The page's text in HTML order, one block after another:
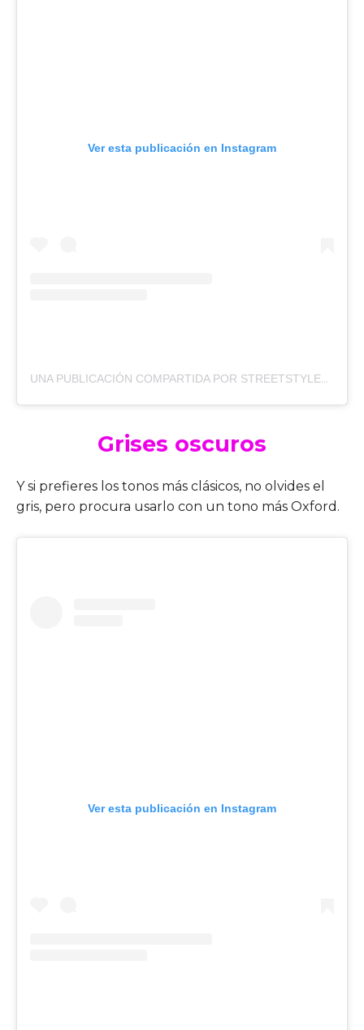
Ver esta publicación en Instagram
UNA PUBLICACIÓN COMPARTIDA POR STREETSTYLENEWS (@STREETSTYLENEWS)
Grises oscuros
Y si prefieres los tonos más clásicos, no olvides el
gris, pero procura usarlo con un tono más Oxford.
Ver esta publicación en Instagram